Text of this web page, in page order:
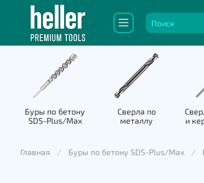
Буры по бетону
SDS-Plus/Max
Сверла по
металлу
и
Главная Буры по бетону SDS-Plus/Max